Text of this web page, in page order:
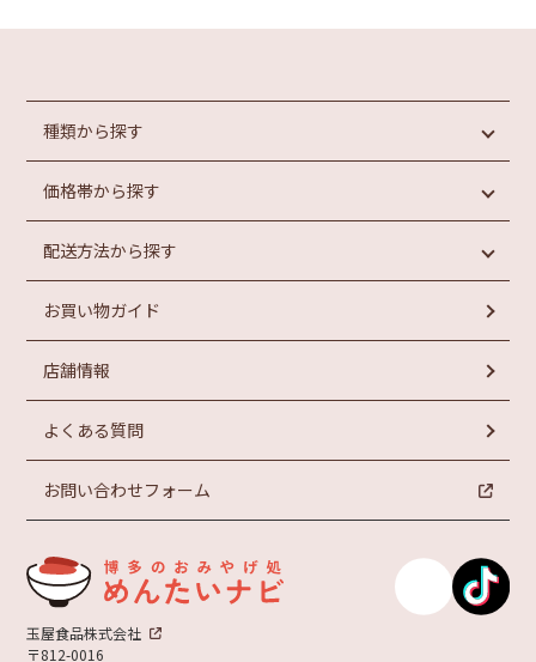
種類から探す
めんたいこ
惣菜・パン
ラーメン
価格帯から探す
1,000円未満
2,000円以上
4,000
配送方法から探す
常温商品
冷凍商品
お買い物ガイド
店舗情報
よくある質問
お問い合わせフォーム
玉屋食品株式会社
〒812-0016